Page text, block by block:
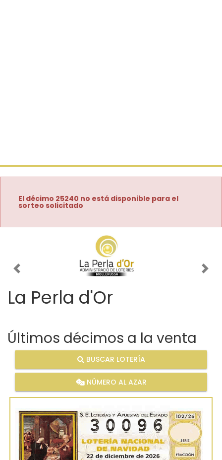
El décimo 25240 no está disponible para el
sorteo solicitado
Imagen anterior
La Perla d'Or
Últimos décimos a la venta
BUSCAR LOTERÍA
NÚMERO AL AZAR